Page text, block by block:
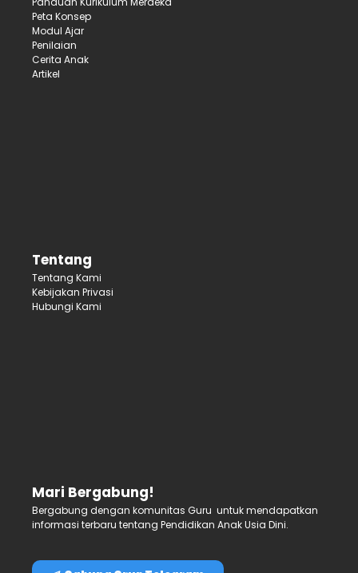
Peta Konsep
Modul Ajar
Penilaian
Cerita Anak
Artikel
Tentang
Tentang Kami
Kebijakan Privasi
Hubungi Kami
Mari Bergabung!
Bergabung dengan komunitas Guru untuk mendapatkan
informasi terbaru tentang Pendidikan Anak Usia Dini.